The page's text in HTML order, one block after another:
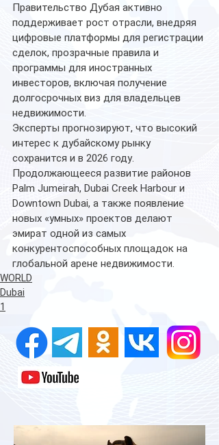
Правительство Дубая активно
поддерживает рост отрасли, внедряя
цифровые платформы для регистрации
сделок, прозрачные правила и
программы для иностранных
инвесторов, включая получение
долгосрочных виз для владельцев
недвижимости.
Эксперты прогнозируют, что высокий
интерес к дубайскому рынку
сохранится и в 2026 году.
Продолжающееся развитие районов
Palm Jumeirah, Dubai Creek Harbour и
Downtown Dubai, а также появление
новых «умных» проектов делают
эмират одной из самых
конкурентоспособных площадок на
глобальной арене недвижимости.
WORLD
Dubai
1